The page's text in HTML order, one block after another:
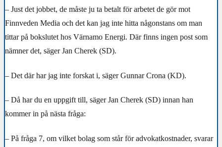
– Just det jobbet, de måste ju ta betalt för arbetet de gör mot
Finnveden Media och det kan jag inte hitta någonstans om man
tittar på bokslutet hos Värnamo Energi. Där finns ingen post som
nämner det, säger Jan Cherek (SD).
– Det där har jag inte forskat i, säger Gunnar Crona (KD).
– Då har du en uppgift till, säger Jan Cherek (SD) innan han
kommer in på nästa fråga:
– På fråga 7, om vilket bolag som står för advokatkostnader, svarar